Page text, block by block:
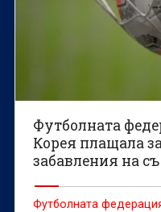
Футболната
Корея плащала
забавления на
Футболната